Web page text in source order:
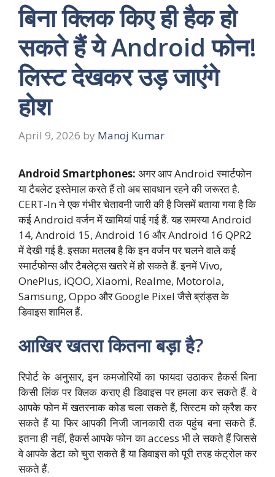
बिना क्लिक किए ही हैक हो
सकते हैं ये Android फोन!
लिस्ट देखकर उड़ जाएंगे
होश
April 9, 2026 by Manoj Kumar
Android Smartphones: अगर आप Android स्मार्टफोन
या टैबलेट इस्तेमाल करते हैं तो अब सावधान रहने की जरूरत है.
CERT-Inने एक गंभीर चेतावनी जारी की है जिसमें बताया गया है कि
कई Android वर्जन में खामियां पाई गई हैं. यह समस्या Android
14, Android 15, Android 16 और Android 16 QPR2
में देखी गई है. इसका मतलब है कि इन वर्जन पर चलने वाले कई
स्मार्टफोन्स और टैबलेट्स खतरे में हो सकते हैं. इनमें Vivo,
OnePlus, iQOO, Xiaomi, Realme, Motorola,
Samsung, Oppo और Google Pixel जैसे ब्रांड्स के
डिवाइस शामिल हैं.
आखिर खतरा कितना बड़ा है?
रिपोर्ट के अनुसार, इन कमजोरियों का फायदा उठाकर हैकर्स बिना
किसी लिंक पर क्लिक कराए ही डिवाइस पर हमला कर सकते हैं. वे
आपके फोन में खतरनाक कोड चला सकते हैं, सिस्टम को क्रैश कर
सकते हैं या फिर आपकी निजी जानकारी तक पहुंच बना सकते हैं.
इतना ही नहीं, हैकर्स आपके फोन का access भी ले सकते हैं जिससे
वे आपके डेटा को चुरा सकते हैं या डिवाइस को पूरी तरह कंट्रोल कर
सकते हैं.